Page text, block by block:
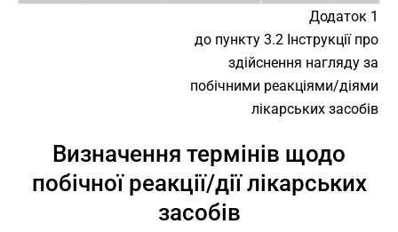
Додаток 1
до пункту 3.2 Інструкції про
здійснення нагляду за
побічними реакціями/діями
лікарських засобів
Визначення термінів щодо
побічної реакції/дії лікарських
засобів